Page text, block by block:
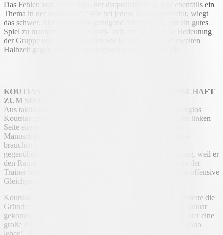
Das Fehlen von Lukas Mai, der disqualifiziert ist, war ebenfalls ein
Thema in der Konferenz: "Wie bei jedem Spieler, der fehlt, wiegt
das schwer. Aber wir haben genügend Alternativen, um ein gutes
Spiel zu machen", erklärte Croci-Torti, der die zentrale Bedeutung
der Gruppe und von Elementen wie Kelvin, der in der zweiten
Halbzeit gegen Zürich eingewechselt wurde, hervorhob.
KOUTIAS "DAS WICHTIGSTE IST, DER MANNSCHAFT
ZUM SIEG ZU VERHELFEN".
Aus taktischer Sicht wurde auch auf die Position von Georgios
Koutsias geachtet, der in den letzten beiden Spielen auf der linken
Seite eingesetzt wurde: "Die Daten besagen, dass wir die
Mannschaft sind, die mehr Flanken von rechts schlägt, also
brauchen wir mehr Präsenz im Strafraum auf der
gegenüberliegenden Seite. Georgios bietet uns diese Lösung, weil er
den Raum gut angreift und bereit ist, sich zu opfern", fügte der
Trainer hinzu und betonte, dass diese Entscheidung für das offensive
Gleichgewicht von Bedeutung ist.
Koutsias selbst, der bei der Konferenz anwesend war, erläuterte die
Gründe für seine Verbindung mit dem Verein: "Ich bin im Januar
gekommen und habe mich sofort wohl gefühlt. Wir haben hier eine
große Zukunft vor uns und ich möchte sie mit dem FC Lugano
leben". Auch in Bezug auf das Toreschießen hat er keinen